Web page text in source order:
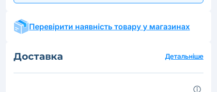
Перевірити наявність товару у магазинах
Доставка Детальніше